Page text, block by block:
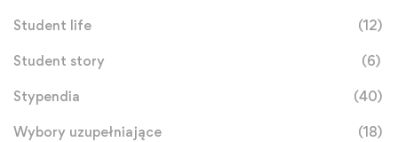
Student life (12)
Student story (6)
Stypendia (40)
Wybory uzupełniające (18)